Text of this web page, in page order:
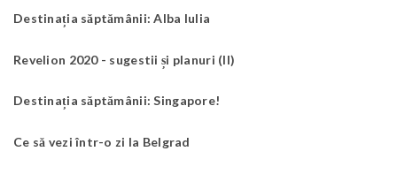
Destinația săptămânii: Alba Iulia
Revelion 2020 - sugestii și planuri (II)
Destinația săptămânii: Singapore!
Ce să vezi într-o zi la Belgrad